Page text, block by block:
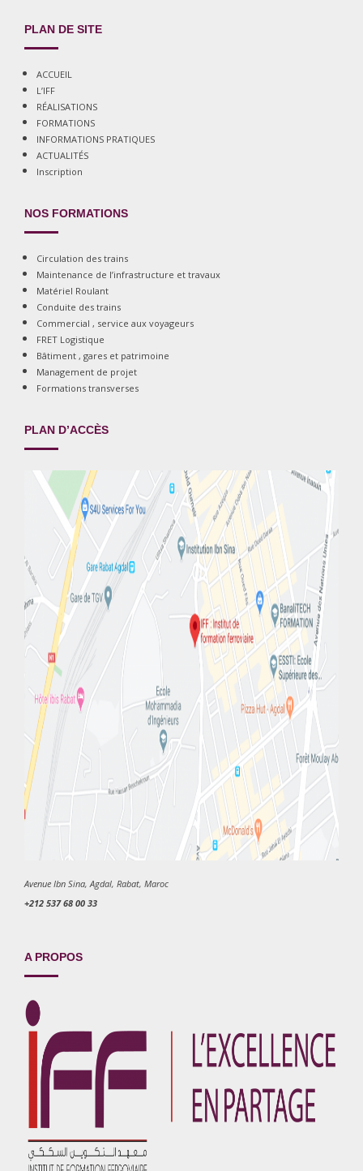
PLAN DE SITE
ACCUEIL
L’IFF
RÉALISATIONS
FORMATIONS
INFORMATIONS PRATIQUES
ACTUALITÉS
Inscription
NOS FORMATIONS
Circulation des trains
Maintenance de l’infrastructure et travaux
Matériel Roulant
Conduite des trains
Commercial , service aux voyageurs
FRET Logistique
Bâtiment , gares et patrimoine
Management de projet
Formations transverses
PLAN D’ACCÈS
Avenue Ibn Sina, Agdal, Rabat, Maroc
+212 537 68 00 33
A PROPOS